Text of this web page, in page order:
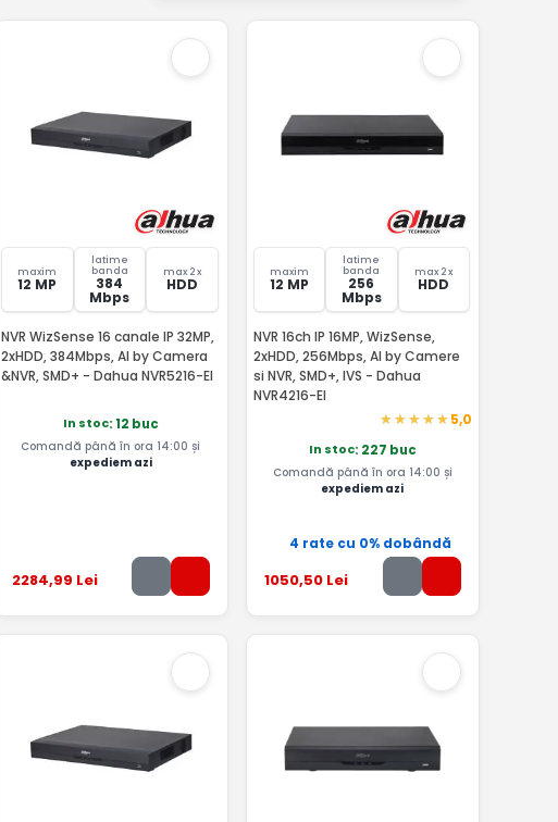
maxim
12 MP
latime
banda
384
Mbps
max 2 x
HDD
NVR WizSense 16 canale IP 32MP,
2xHDD, 384Mbps, AI by Camera
&NVR, SMD+ - Dahua NVR5216-EI
In stoc: 12 buc
Comandă până în ora 14:00 și
expediem azi
2284,99 Lei
maxim
12 MP
latime
banda
256
Mbps
max 2 x
HDD
NVR 16ch IP 16MP, WizSense,
2xHDD, 256Mbps, AI by Camere
si NVR, SMD+, IVS - Dahua
NVR4216-EI
5,0
In stoc: 227 buc
Comandă până în ora 14:00 și
expediem azi
4 rate cu 0% dobândă
1050,50Lei